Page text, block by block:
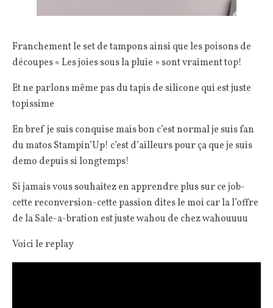
Franchement le set de tampons ainsi que les poisons de
découpes « Les joies sous la pluie » sont vraiment top!
Et ne parlons même pas du tapis de silicone qui est juste
topissime
En bref je suis conquise mais bon c’est normal je suis fan
du matos Stampin’Up! c’est d’ailleurs pour ça que je suis
demo depuis si longtemps!
Si jamais vous souhaitez en apprendre plus sur ce job-
cette reconversion-cette passion dites le moi car la l’offre
de la Sale-a-bration est juste wahou de chez wahouuuu
Voici le replay